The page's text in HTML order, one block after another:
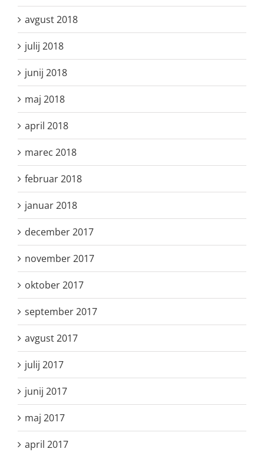
avgust 2018
julij 2018
junij 2018
maj 2018
april 2018
marec 2018
februar 2018
januar 2018
december 2017
november 2017
oktober 2017
september 2017
avgust 2017
julij 2017
junij 2017
maj 2017
april 2017